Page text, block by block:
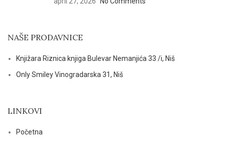
NAŠE PRODAVNICE
Knjižara Riznica knjiga Bulevar Nemanjića 33 /i, Niš
Only Smiley Vinogradarska 31, Niš
LINKOVI
Početna